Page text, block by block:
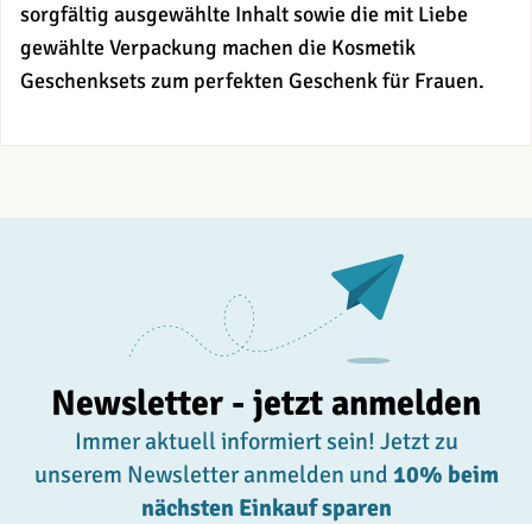
sorgfältig ausgewählte Inhalt sowie die mit Liebe
gewählte Verpackung machen die Kosmetik
Geschenksets zum perfekten Geschenk für Frauen.
Newsletter - jetzt anmelden
Immer aktuell informiert sein! Jetzt zu
unserem Newsletter anmelden und 10% beim
nächsten Einkauf sparen